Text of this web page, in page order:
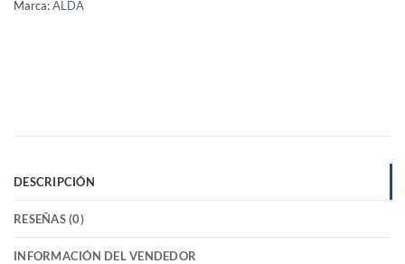
Marca:ALDA
DESCRIPCIÓN
RESEÑAS (0)
INFORMACIÓN DEL VENDEDOR